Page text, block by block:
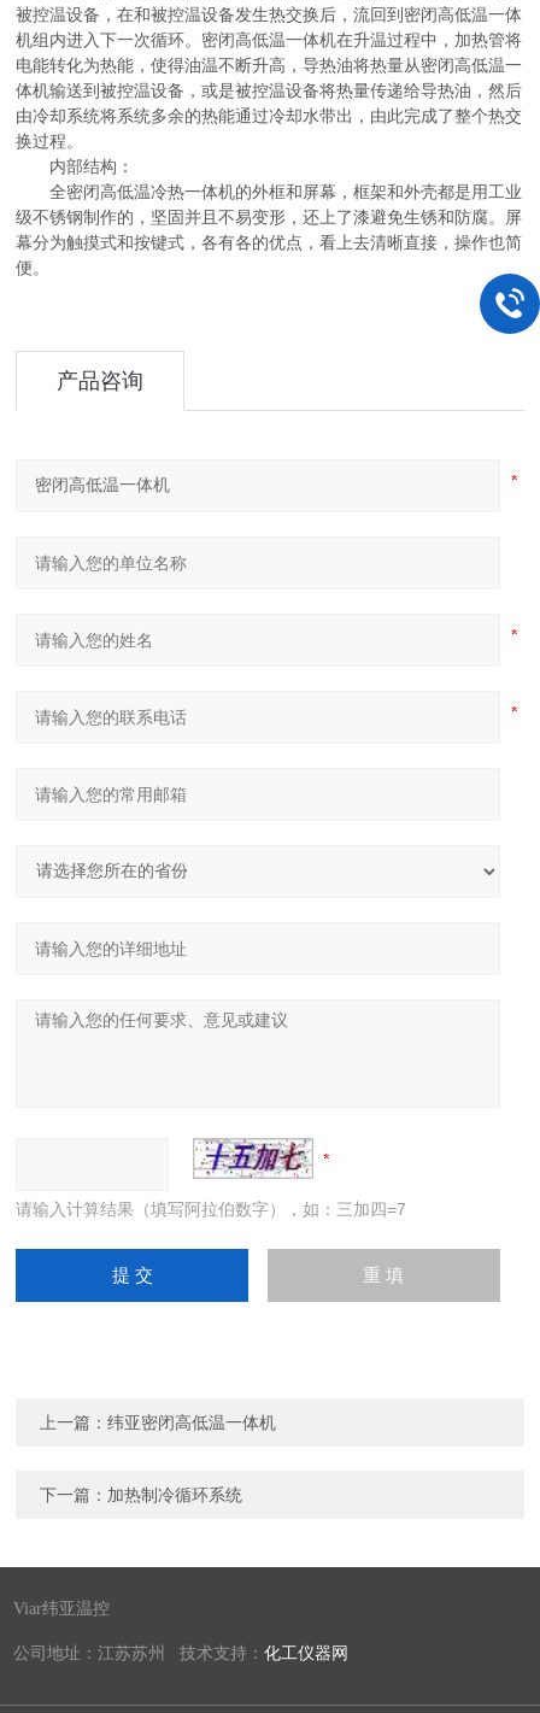
被控温设备，在和被控温设备发生热交换后，流回到密闭高低温一体
机组内进入下一次循环。密闭高低温一体机在升温过程中，加热管将
电能转化为热能，使得油温不断升高，导热油将热量从密闭高低温一
体机输送到被控温设备，或是被控温设备将热量传递给导热油，然后
由冷却系统将系统多余的热能通过冷却水带出，由此完成了整个热交
换过程。
内部结构：
全密闭高低温冷热一体机的外框和屏幕，框架和外壳都是用工业
级不锈钢制作的，坚固并且不易变形，还上了漆避免生锈和防腐。屏
幕分为触摸式和按键式，各有各的优点，看上去清晰直接，操作也简
便。
产品咨询
请输入计算结果（填写阿拉伯数字），如：三加四=7
上一篇：纬亚密闭高低温一体机
下一篇： 加热制冷循环系统
Viar纬亚温控
公司地址：江苏苏州 技术支持：化工仪器网